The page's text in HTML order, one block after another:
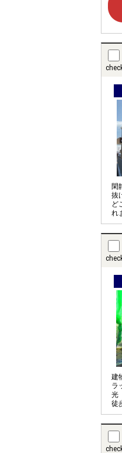
閑
抜
ど
れ
ー
建
ラ
光
徒
通